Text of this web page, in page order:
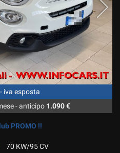
- iva esposta
-anticipo 1.090 €
PROMO !!
70 KW/95 CV